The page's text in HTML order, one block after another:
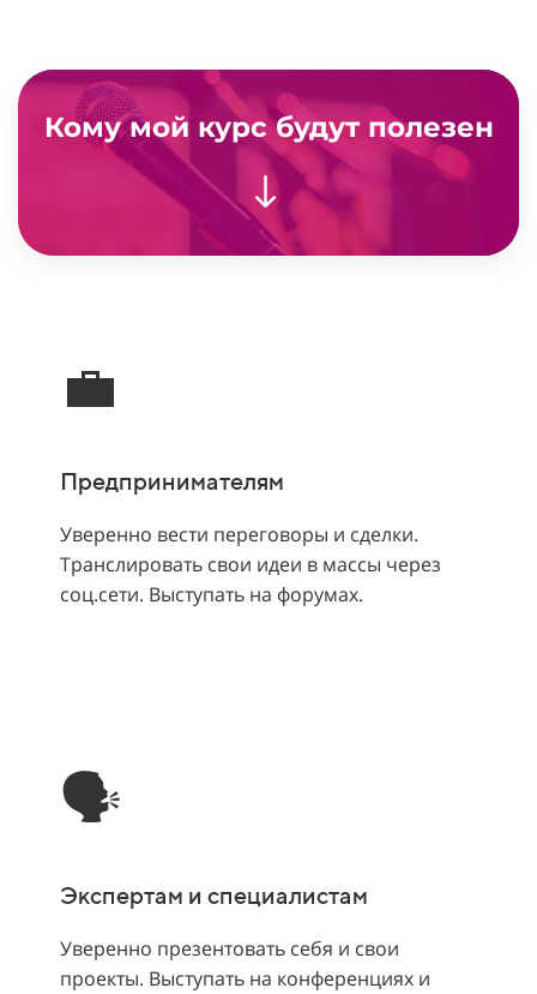
Кому мой курс будут полезен
💼
Предпринимателям
Уверенно вести переговоры и сделки.
Транслировать свои идеи в массы через
соц.сети. Выступать на форумах.
🗣
Экспертам и специалистам
Уверенно презентовать себя и свои
проекты. Выступать на конференциях и